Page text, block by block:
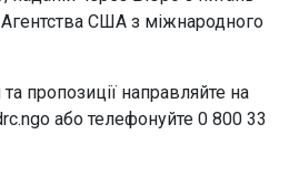
США з міжнародного
пропозиції направляйте на
або телефонуйте 0 800 33